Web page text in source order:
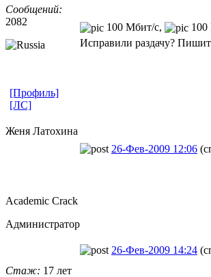
Сообщений:
2082
100 Мбит/с,
100
Исправили раздачу?
[Профиль]
[ЛС]
Женя Латохина
26-Фев-2009 12:06
Academic Crack
Администратор
Стаж: 17 лет
26-Фев-2009 14:24